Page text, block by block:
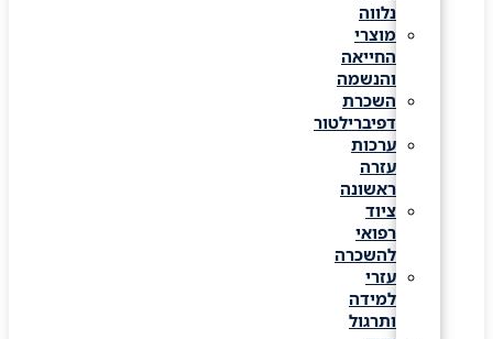
נלווה
מוצרי
החייאה
והנשמה
השכרת
דפיברילטור
ערכות
עזרה
ראשונה
ציוד
רפואי
להשכרה
עזרי
למידה
ותרגול